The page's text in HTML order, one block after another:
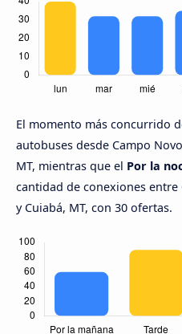
El momento más concurrido
autobuses desde Campo
MT, mientras que el Por la
cantidad de conexiones entre
y Cuiabá, MT, con 30 ofertas.